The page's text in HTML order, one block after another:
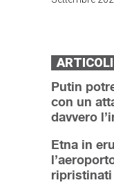
Putin
con un
davvero
Etna in